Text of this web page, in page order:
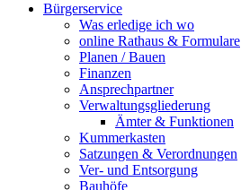
Bürgerservice
Was erledige ich wo
online Rathaus & Formulare
Planen / Bauen
Finanzen
Ansprechpartner
Verwaltungsgliederung
Ämter & Funktionen
Kummerkasten
Satzungen & Verordnungen
Ver- und Entsorgung
Bauhöfe